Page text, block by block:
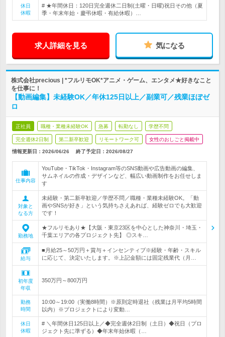
休日
休暇
# ★年間休日：120日完全週休二日制(土曜・日曜)祝日その他（夏
季・年末年始・慶弔休暇・有給休暇）…
求人詳細を見る 気になる
株式会社precious | *フルリモOK*アニメ・ゲーム、エンタメ★好きなこと
を仕事に！
【動画編集】未経験OK／年休125日以上／副業可／残業ほぼゼ
ロ
正社員 職種・業種未経験OK 急募 転勤なし 学歴不問
完全週休2日制 第二新卒歓迎 リモートワーク可 女性のおしごと掲載中
情報更新日：2026/06/26 終了予定日： 2026/08/27
仕事内容
YouTube・TikTok・Instagram等のSNS動画や広告動画の編集、
サムネイルの作成・デザインなど、幅広い動画制作をお任せしま
す
対象と
なる方
未経験・第二新卒歓迎／学歴不問／職種・業種未経験OK。「動
画やSNSが好き」という気持ちさえあれば、経験ゼロでも大歓迎
です！
勤務地
★フルリモあり★【大阪・東京23区を中心とした神奈川・埼玉・
千葉エリアの各プロジェクト先】 ◎スキ…
給与
■月給25～50万円＋賞与＋インセンティブ※経験・年齢・スキル
に応じて、決定いたします。※上記金額には固定残業代（月…
初年度
年収
350万円～800万円
勤務
時間
10:00～19:00（実働8時間）※原則定時退社（残業は月平均5時間
以内）※プロジェクトにより変動…
休日
休暇
# ＼年間休日125日以上／◆完全週休2日制（土日）◆祝日（プロ
ジェクト先に準ずる）◆年末年始休暇（…